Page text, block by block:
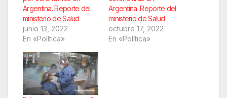
Argentina. Reporte del
ministerio de Salud
junio 13, 2022
En «Política»
Argentina. Reporte del
ministerio de Salud
octubre 17, 2022
En «Política»